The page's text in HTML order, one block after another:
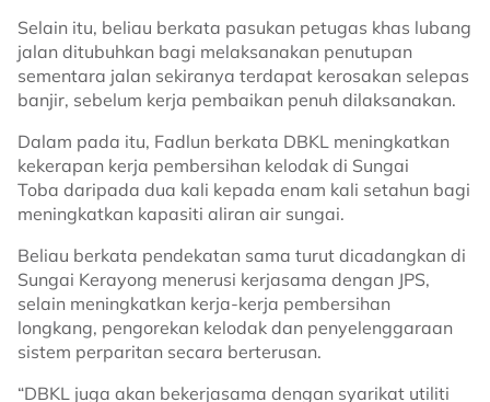
Selain itu, beliau berkata pasukan petugas khas lubang
jalan ditubuhkan bagi melaksanakan penutupan
sementara jalan sekiranya terdapat kerosakan selepas
banjir, sebelum kerja pembaikan penuh dilaksanakan.
Dalam pada itu, Fadlun berkata DBKL meningkatkan
kekerapan kerja pembersihan kelodak di Sungai
Toba daripada dua kali kepada enam kali setahun bagi
meningkatkan kapasiti aliran air sungai.
Beliau berkata pendekatan sama turut dicadangkan di
Sungai Kerayong menerusi kerjasama dengan JPS,
selain meningkatkan kerja-kerja pembersihan
longkang, pengorekan kelodak dan penyelenggaraan
sistem perparitan secara berterusan.
“DBKL juga akan bekerjasama dengan syarikat utiliti